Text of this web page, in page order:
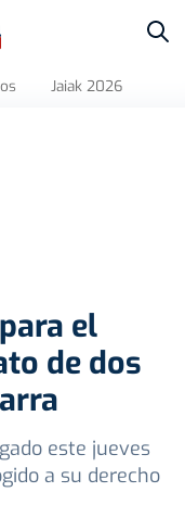
Jaiak 2026
el
de dos
este jueves
a su derecho